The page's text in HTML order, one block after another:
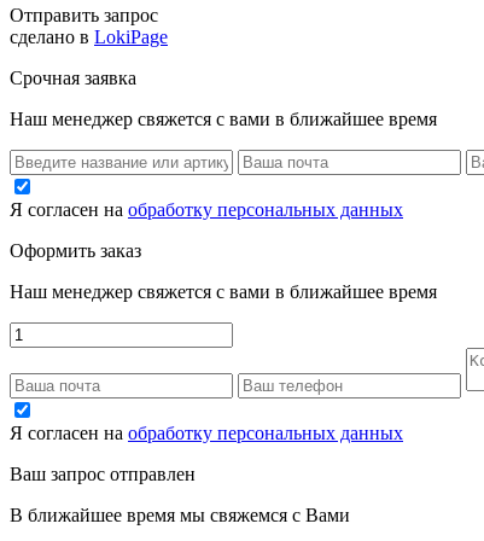
Отправить запрос
сделано в LokiPage
Срочная заявка
Наш менеджер свяжется с вами в ближайшее время
Я согласен на обработку персональных данных
Оформить заказ
Наш менеджер свяжется с вами в ближайшее время
Я согласен на обработку персональных данных
Ваш запрос отправлен
В ближайшее время мы свяжемся с Вами